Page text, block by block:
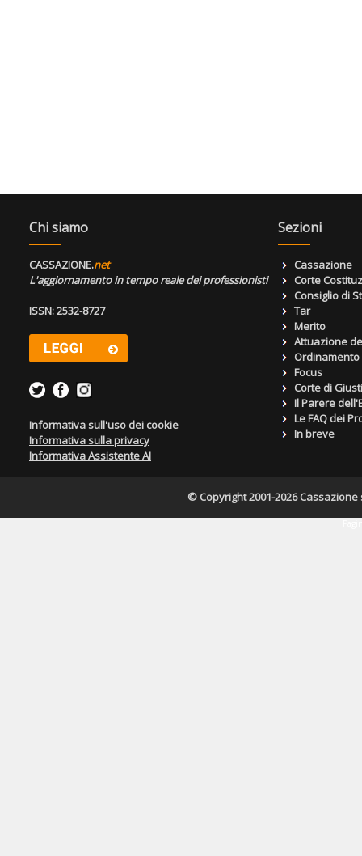
Chi siamo
CASSAZIONE.net
L'aggiornamento in tempo reale dei professionisti
ISSN: 2532-8727
Informativa sull'uso dei cookie
Informativa sulla privacy
Informativa Assistente AI
Sezioni
Cassazione
Corte
Consiglio di
Tar
Merito
Attuazione
Focus
Corte di
Il Parere
Le FAQ dei
In breve
© Copyright 2001-2026 Cassazione